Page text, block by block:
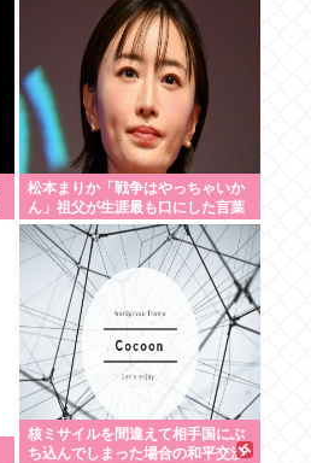
松本まりか「戦争はやっちゃいか
ん」祖父が生涯最も口にした言葉
を紹介 平和への思いをつづる
核ミサイルを間違えて相手国にぶ
ち込んでしまった場合の和平交渉